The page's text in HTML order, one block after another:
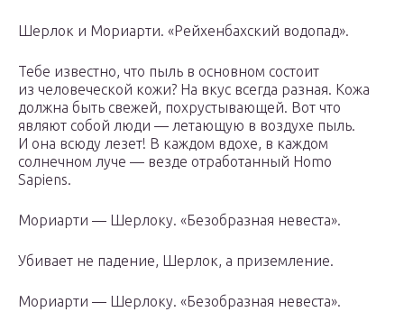
Шерлок и Мориарти. «Рейхенбахский водопад».
Тебе известно, что пыль в основном состоит
из человеческой кожи? На вкус всегда разная. Кожа
должна быть свежей, похрустывающей. Вот что
являют собой люди — летающую в воздухе пыль.
И она всюду лезет! В каждом вдохе, в каждом
солнечном луче — везде отработанный Homo
Sapiens.
Мориарти — Шерлоку. «Безобразная невеста».
Убивает не падение, Шерлок, а приземление.
Мориарти — Шерлоку. «Безобразная невеста».